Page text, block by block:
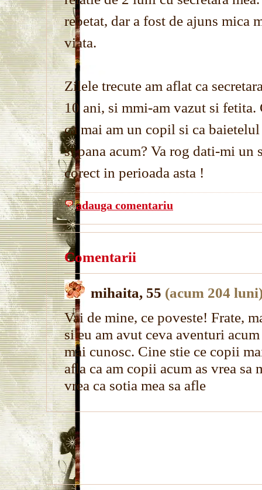
repetat, dar a fost de ajuns mica
viata.
Zilele trecute am aflat ca
10 ani, si mmi-am vazut si fetita.
ca mai am un copil si ca
si pana acum? Va rog dati-mi un
corect in perioada asta !
adauga comentariu
Comentarii
mihaita, 55 (acum 204
Vai de mine, ce poveste! Frate,
si eu am avut ceva aventuri
mai cunosc. Cine stie ce copii
afla ca am copii acum as vrea
vrea ca sotia mea sa afle